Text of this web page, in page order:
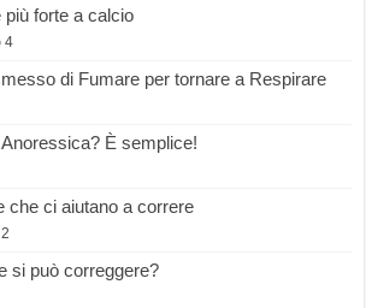
più forte a calcio
4
di Fumare per tornare a Respirare
È semplice!
che ci aiutano a correre
2
si può correggere?